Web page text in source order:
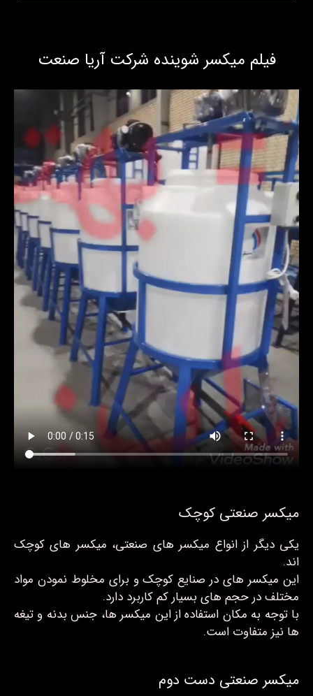
فیلم میکسر شوینده شرکت آریا صنعت
میکسر صنعتی کوچک
یکی دیگر از انواع میکسر های صنعتی، میکسر های کوچک
اند.
این میکسر های در صنایع کوچک و برای مخلوط نمودن مواد
مختلف در حجم های بسیار کم کاربرد دارد.
با توجه به مکان استفاده از این میکسر ها، جنس بدنه و تیغه
ها نیز متفاوت است.
میکسر صنعتی دست دوم